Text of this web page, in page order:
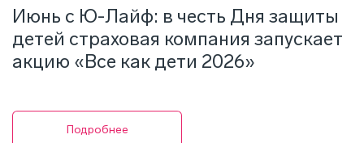
Июнь с Ю-Лайф: в честь Дня защиты
детей страховая компания запускает
акцию «Все как дети 2026»
Подробнее